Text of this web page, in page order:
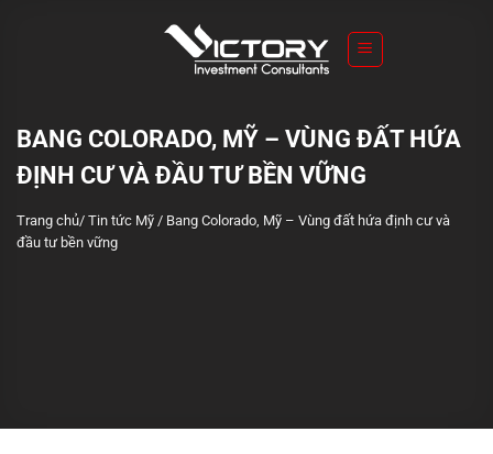
BANG COLORADO, MỸ – VÙNG ĐẤT HỨA
ĐỊNH CƯ VÀ ĐẦU TƯ BỀN VỮNG
Trang chủ/ Tin tức Mỹ / Bang Colorado, Mỹ – Vùng đất hứa định cư và
đầu tư bền vững